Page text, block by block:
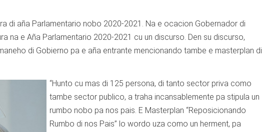
di aña Parlamentario nobo 2020-2021. Na e ocacion Gobernador di
na e Aña Parlamentario 2020-2021 cu un discurso. Den su discurso,
di Gobierno pa e aña entrante mencionando tambe e masterplan di
“Hunto cu mas di 125 persona, di tanto sector priva como
tambe sector publico, a traha incansablemente pa stipula un
rumbo nobo pa nos pais. E Masterplan “Reposicionando
Rumbo di nos Pais” lo wordo uza como un herment, pa